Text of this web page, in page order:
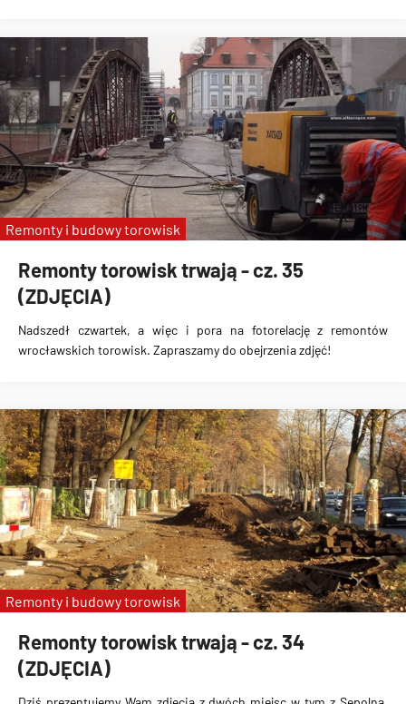
Remonty torowisk trwają - cz. 35
(ZDJĘCIA)
Nadszedł czwartek, a więc i pora na fotorelację z remontów
wrocławskich torowisk. Zapraszamy do obejrzenia zdjęć!
Remonty i budowy torowisk
Remonty torowisk trwają - cz. 34
(ZDJĘCIA)
Remonty i budowy torowisk